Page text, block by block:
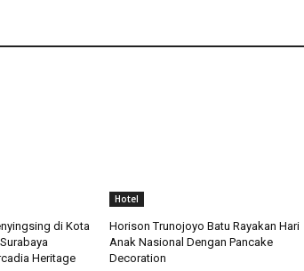
di Kota
Heritage
Hotel
Horison Trunojoyo Batu Rayakan Hari
Anak Nasional Dengan Pancake
Decoration